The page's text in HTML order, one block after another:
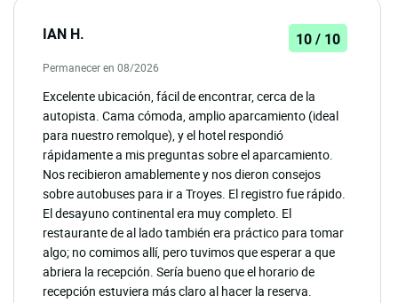
IAN H. 10 / 10
Permanecer en 08/2026
Excelente ubicación, fácil de encontrar, cerca de la
autopista. Cama cómoda, amplio aparcamiento (ideal
para nuestro remolque), y el hotel respondió
rápidamente a mis preguntas sobre el aparcamiento.
Nos recibieron amablemente y nos dieron consejos
sobre autobuses para ir a Troyes. El registro fue rápido.
El desayuno continental era muy completo. El
restaurante de al lado también era práctico para tomar
algo; no comimos allí, pero tuvimos que esperar a que
abriera la recepción. Sería bueno que el horario de
recepción estuviera más claro al hacer la reserva.